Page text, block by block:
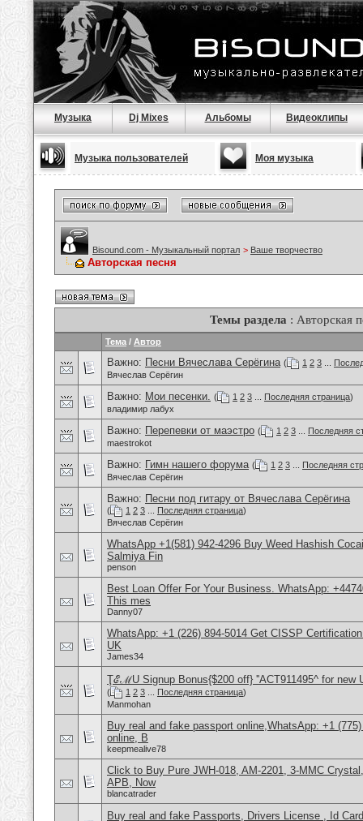
Музыка Dj Mixes Альбомы Видеоклипы
Музыка пользователей Моя музыка
Bisound.com - Музыкальный портал > Ваше творчество
Авторская песня
Темы раздела : Авторская
Тема / Автор
Важно: Песни Вячеслава Серёгина ( 1 2 3
Вячеслав Серёгин
Важно: Мои песенки. ( 1 2 3 Последняя страница)
владимир лабух
Важно: Перепевки от маэстро ( 1 2 3
Последняя
maestrokot
Важно: Гимн нашего форума ( 1 2 3
Последняя
Вячеслав Серёгин
Важно: Песни под гитару от Вячеслава Серёгина
( 1 2 3 Последняя страница)
Вячеслав Серёгин
WhatsApp +1(581) 942-4296 Buy Weed Hashish
Salmiya Fin
penson
Best Loan Offer For Your Business. WhatsApp:
This mes
Danny07
WhatsApp: +1 (226) 894-5014​ Get CISSP
UK
James34
ŢℰℳU Signup Bonus{$200 off} ''ACT911495^ for new
( 1 2 3 Последняя страница)
Manmohan
Buy real and fake passport online,WhatsApp: +1
online, B
keepmealive78
Click to Buy Pure JWH-018, AM-2201, 3-MMC
APB, Now
blancatrader
Buy real and fake Passports, Drivers License , Id